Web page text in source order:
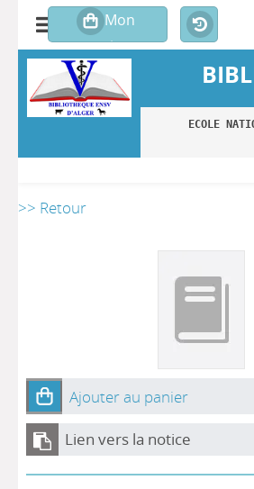
ECOLE
>> Retour
Ajouter au panier
Lien vers la notice